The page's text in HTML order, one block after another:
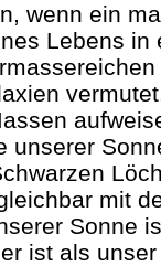
wenn ein
Lebens in
unserer
mit
Sonne
ist als